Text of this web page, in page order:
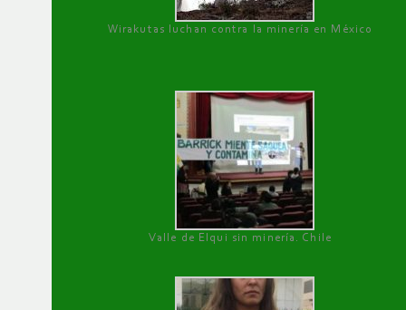
Wirakutas luchan contra la minería en México
Valle de Elqui sin minería. Chile